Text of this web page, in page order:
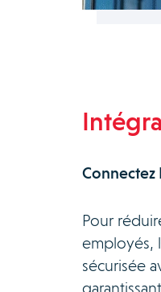
Connectez
Pour
employés,
sécurisée